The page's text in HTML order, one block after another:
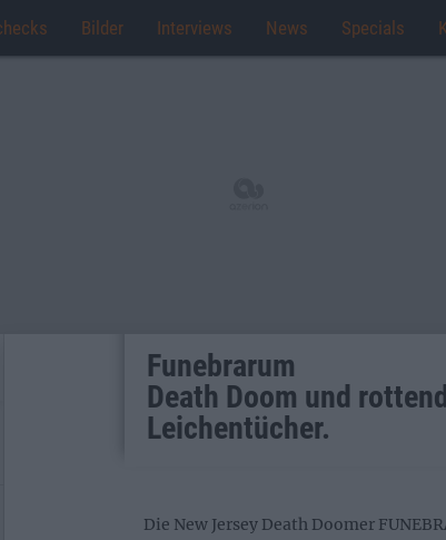
Bilder Interviews News Specials
Funebrarum
Death Doom und
Leichentücher.
Die New Jersey Death Doomer